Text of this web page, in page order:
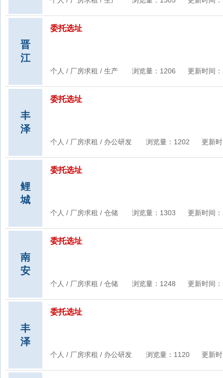
晋
江
委托选址
个人 / 厂房求租 / 生产 浏览量：1206 更新时间：
丰
泽
委托选址
个人 / 厂房求租 / 办公研发 浏览量：1202 更新时
鲤
城
委托选址
个人 / 厂房求租 / 仓储 浏览量：1303 更新时间：
南
安
委托选址
个人 / 厂房求租 / 仓储 浏览量：1248 更新时间：
丰
泽
委托选址
个人 / 厂房求租 / 办公研发 浏览量：1120 更新时